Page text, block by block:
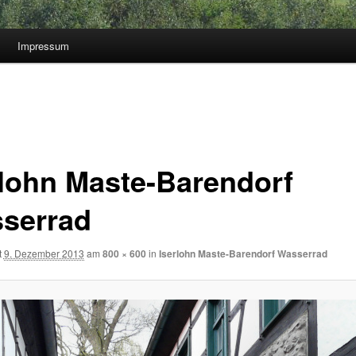
Impressum
Maste-Barendorf
9. Dezember 2013 am 800 × 600 in Iserlohn Maste-Barendorf Wasserrad